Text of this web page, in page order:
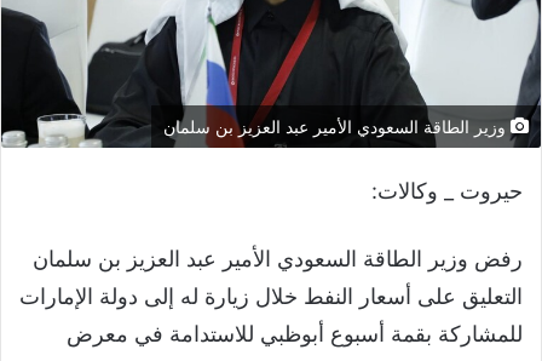
وزير الطاقة السعودي الأمير عبد العزيز بن سلمان
حيروت _ وكالات:
رفض وزير الطاقة السعودي الأمير عبد العزيز بن سلمان
التعليق على أسعار النفط خلال زيارة له إلى دولة الإمارات
للمشاركة بقمة أسبوع أبوظبي للاستدامة في معرض